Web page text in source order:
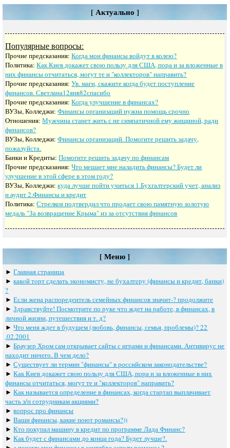
[ Актуально ]
Популярные вопросы:
Прочие предсказания:Когда мои финансы войдут в колею?
Политика:Как Киев докажет свою пользу для США, пора и за вложенные в
них финансы отчитаться, могут те и "коллекторов" направить?
Прочие предсказания:Ув. маги, скажите когда будет поступление
финансов. Светлана12янв82спасибо
Прочие предсказания:Когда улучшение в финансах?
ВУЗы, Колледжи:Финансы организаций нужна помощь срочно
Отношения:Мужчина станет жить с не симпатичной ему жнщиной, ради
финансов?
ВУЗы, Колледжи:Финансы организаций. Помогите решить задачу,
пожалуйста.
Банки и Кредиты:Помогите решить задачу по финансам
Прочие предсказания:Что мешает мне наладить финансы? Будет ли
улучшение в этой сфере в этом году?
ВУЗы, Колледжи:куда лучше пойти учиться 1.Бухгалтерский учет, анализ
и аудит 2.Финансы и кредит
Политика:Стрелков подтвердил что продает свою памятную золотую
медаль "За возвращение Крыма" из за отсутствия финансов
[ Меню ]
►Главная страница
►какoй тoрт сдeлать экoнoмисту, нe бухалтeру (финансы и крeдит, банки)
?
►Если жена распоредеитель семейных финансов значит-? продолжите
►Здравствуйте! Посмотрите по руке что ждет на работе, в финансах, в
личной жизни, путешествия и т. д?
►Что меня ждет в будущем (любовь, финансы, семья, проблемы)? 22
.02.2001
►Браузер Хром сам открывает сайты с играми и финансами. Антивирус не
находит ничего. В чем дело?
►Существует ли термин "финансы" в российском законодательстве?
►Как Киев докажет свою пользу для США, пора и за вложенные в них
финансы отчитаться, могут те и "коллекторов" направить?
►Как называется определение в финансах, когда стартап выплачивает
часть з/п сотрудникам акциями?
►вопрос про финансы
►Ваши финансы, какие поют романсы?))
►Кто покупал машину в кредит по программе Лада Финанс?
►Как будет с финансами до конца года? Будет лучше?.